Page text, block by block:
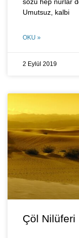
sözü hep nurlar
Umutsuz, kalbi
OKU »
2 Eylül 2019
Çöl Nilüferi